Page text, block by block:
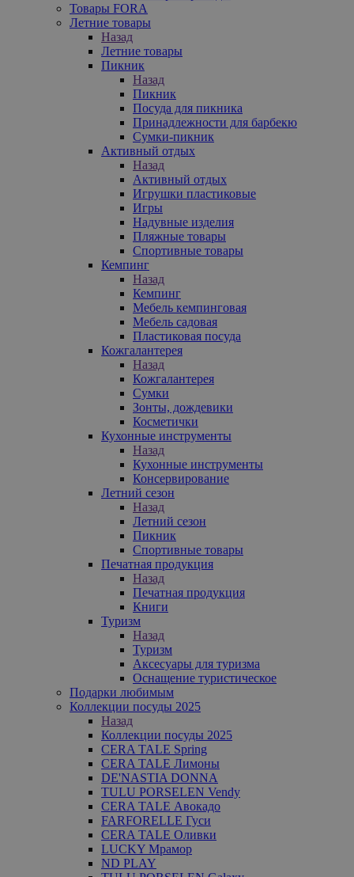
Товары FORA
Летние товары
Назад
Летние товары
Пикник
Назад
Пикник
Посуда для пикника
Принадлежности для барбекю
Сумки-пикник
Активный отдых
Назад
Активный отдых
Игрушки пластиковые
Игры
Надувные изделия
Пляжные товары
Спортивные товары
Кемпинг
Назад
Кемпинг
Мебель кемпинговая
Мебель садовая
Пластиковая посуда
Кожгалантерея
Назад
Кожгалантерея
Сумки
Зонты, дождевики
Косметички
Кухонные инструменты
Назад
Кухонные инструменты
Консервирование
Летний сезон
Назад
Летний сезон
Пикник
Спортивные товары
Печатная продукция
Назад
Печатная продукция
Книги
Туризм
Назад
Туризм
Аксесуары для туризма
Оснащение туристическое
Подарки любимым
Коллекции посуды 2025
Назад
Коллекции посуды 2025
CERA TALE Spring
CERA TALE Лимоны
DE'NASTIA DONNA
TULU PORSELEN Vendy
CERA TALE Авокадо
FARFORELLE Гуси
CERA TALE Оливки
LUCKY Мрамор
ND PLAY